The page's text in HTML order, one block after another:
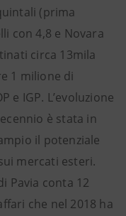
(prima
con 4,8 e Novara
circa 13mila
1 milione di
e IGP. L’evoluzione
è stata in
il potenziale
mercati esteri.
Pavia conta 12
che nel 2018 ha